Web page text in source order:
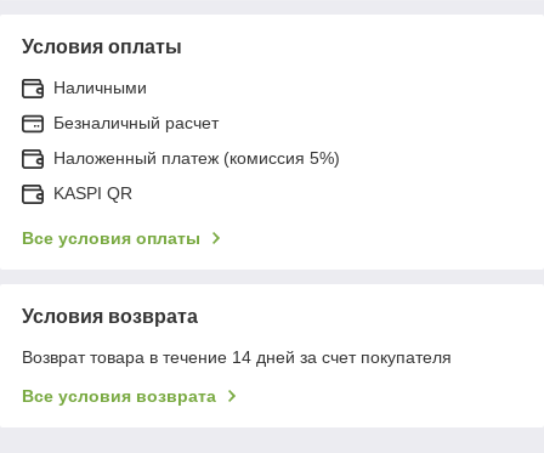
Условия оплаты
Наличными
Безналичный расчет
Наложенный платеж (комиссия 5%)
KASPI QR
Все условия оплаты
Условия возврата
Возврат товара в течение 14 дней за счет покупателя
Все условия возврата